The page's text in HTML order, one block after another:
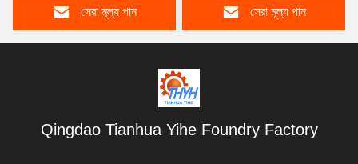
সেরা মূল্য পান সেরা মূল্য পান
Qingdao Tianhua Yihe Foundry Factory